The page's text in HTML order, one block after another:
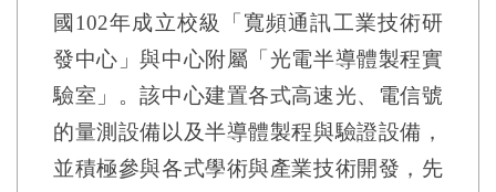
國102年成立校級「寬頻通訊工業技術研
發中心」與中心附屬「光電半導體製程實
驗室」。該中心建置各式高速光、電信號
的量測設備以及半導體製程與驗證設備，
並積極參與各式學術與產業技術開發，先